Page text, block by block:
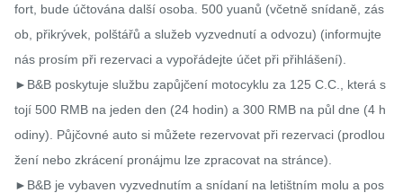
fort, bude účtována další osoba. 500 yuanů (včetně snídaně, zás
ob, přikrývek, polštářů a služeb vyzvednutí a odvozu) (informujte
nás prosím při rezervaci a vypořádejte účet při přihlášení).
►B&B poskytuje službu zapůjčení motocyklu za 125 C.C., která s
tojí 500 RMB na jeden den (24 hodin) a 300 RMB na půl dne (4 h
odiny). Půjčovné auto si můžete rezervovat při rezervaci (prodlou
žení nebo zkrácení pronájmu lze zpracovat na stránce).
►B&B je vybaven vyzvednutím a snídaní na letištním molu a pos